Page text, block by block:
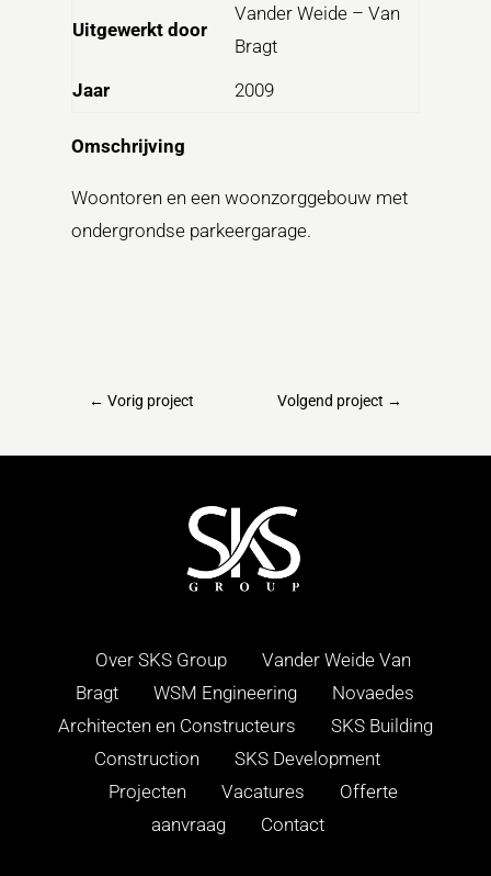
Uitgewerkt door
Vander Weide – Van
Bragt
Jaar
2009
Omschrijving
Woontoren en een woonzorggebouw met
ondergrondse parkeergarage.
← Vorig project Volgend project →
Over SKS Group
Vander Weide Van
Bragt
WSM Engineering
Novaedes
Architecten en Constructeurs
SKS Building
Construction
SKS Development
Projecten
Vacatures
Offerte
aanvraag
Contact